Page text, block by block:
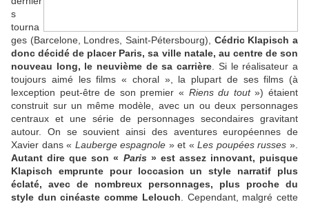
s
tourna
ges (Barcelone, Londres, Saint-Pétersbourg), Cédric Klapisch a
donc décidé de placer Paris, sa ville natale, au centre de son
nouveau long, le neuvième de sa carrière . Si le réalisateur a
toujours aimé les films « choral », la plupart de ses films (à
lexception peut-être de son premier « Riens du tout») étaient
construit sur un même modèle, avec un ou deux personnages
centraux et une série de personnages secondaires gravitant
autour. On se souvient ainsi des aventures européennes de
Xavier dans « Lauberge espagnole » et «Les poupées russes ».
Autant dire que son « Paris» est assez innovant, puisque
Klapisch emprunte pour loccasion un style narratif plus
éclaté, avec de nombreux personnages, plus proche du
style dun cinéaste comme Lelouch . Cependant, malgré cette